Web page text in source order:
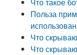
Польза
Что
Что